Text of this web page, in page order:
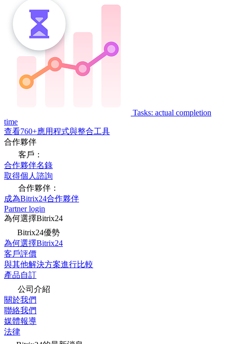
Tasks: actual completion
time
查看760+應用程式與整合工具
合作夥伴
客戶：
合作夥伴名錄
取得個人諮詢
合作夥伴：
成為Bitrix24合作夥伴
Partner login
為何選擇Bitrix24
Bitrix24優勢
為何選擇Bitrix24
客戶評價
與其他解決方案進行比較
產品自訂
公司介紹
關於我們
聯絡我們
媒體報導
法律